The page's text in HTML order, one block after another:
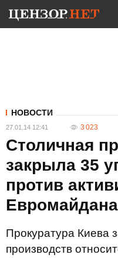
НОВОСТИ
27.01.14 12:41 3 023
Столичная
закрыла 35
против
Евромайдана
Прокуратура Киева
производств